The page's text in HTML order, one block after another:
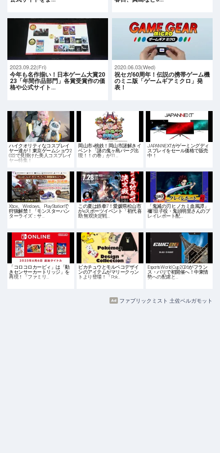
2023.09.22(Fri)
今年も名作揃い！日本ゲーム大賞20
23「年間作品部門」各賞受賞作の価
格や公式サイト…
2020.06.03(Wed)
祝セガ60周年！伝説の携帯ゲーム機
のミニ版「ゲームギアミクロ」発
表！
ハイクオリティなコスプレイ
ヤー達が！東京ゲームショウ2
022で見掛けた美人コスプレイ
ヤー特集！
岡山市×桃鉄！岡山市謎解きイ
ベント「謎の鬼ヶ島パーク出
現！！の巻」が11…
JAPANNEXTがゲーミングディ
スプレイをセール価格で販売
中！
Xbox、Windows、PlayStationで
狩猟解禁！「モンスターハン
ターライズ：サ…
この夏は鉄拳7！愛媛県松山市
がeスポーツイベント「初代 喜
助 無双決定戦…
「鬼滅の刃 ヒノカミ血風譚」
禰?豆子役・鬼頭明里さんのプ
レイレポート配…
「コロコロカービィ」は「動
きセンサーカートリッジ」を
再現！「ファミリ…
ピカチュウとモルペコデザイ
ンのアイテムがマリークヮン
トより登場！「Pok…
Esports World Cup 2026がフラン
ス・パリで初開催へ！中東情
勢への配慮と…
ファブリックミスト 土佐ベルガモット